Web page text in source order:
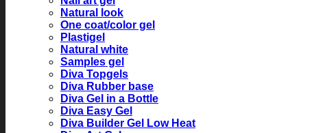
Natural look
One coat/color gel
Plastigel
Natural white
Samples gel
Diva Topgels
Diva Rubber base
Diva Gel in a Bottle
Diva Easy Gel
Diva Builder Gel Low Heat